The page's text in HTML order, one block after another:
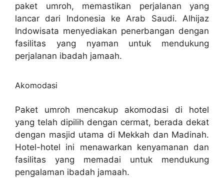
paket umroh, memastikan perjalanan yang
lancar dari Indonesia ke Arab Saudi. Alhijaz
Indowisata menyediakan penerbangan dengan
fasilitas yang nyaman untuk mendukung
perjalanan ibadah jamaah.
Akomodasi
Paket umroh mencakup akomodasi di hotel
yang telah dipilih dengan cermat, berada dekat
dengan masjid utama di Mekkah dan Madinah.
Hotel-hotel ini menawarkan kenyamanan dan
fasilitas yang memadai untuk mendukung
pengalaman ibadah jamaah.